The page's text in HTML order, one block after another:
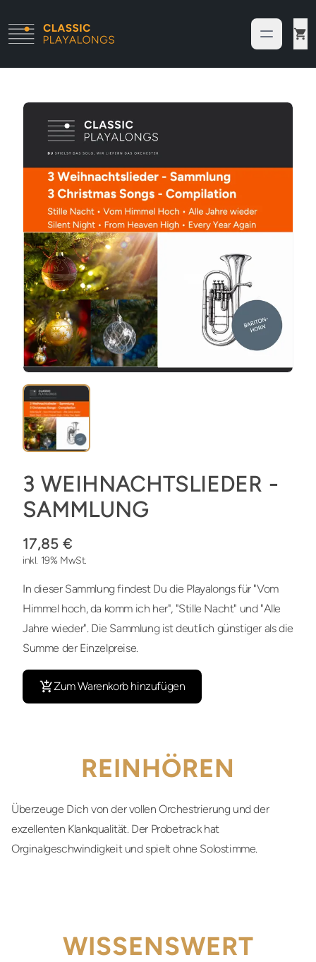
3 WEIHNACHTSLIEDER -
SAMMLUNG
17,85 €
inkl. 19% MwSt.
In dieser Sammlung findest Du die Playalongs für "Vom
Himmel hoch, da komm ich her", "Stille Nacht" und "Alle
Jahre wieder". Die Sammlung ist deutlich günstiger als die
Summe der Einzelpreise.
Zum Warenkorb hinzufügen
REINHÖREN
Überzeuge Dich von der vollen Orchestrierung und der
exzellenten Klankqualität. Der Probetrack hat
Orginalgeschwindigkeit und spielt ohne Solostimme.
WISSENSWERT